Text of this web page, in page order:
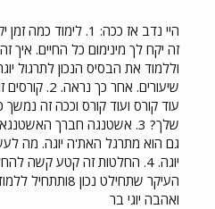
היי נדב אז ככה: 1.
זה יקח לך מינימום כל החיים. איך
וללמוד את הבסיס הנכון לתרגול
שיעורים. אחר
עוד קורס ועוד קורס וככה זה נמשך
שלך? 3. אשטנגה חברך
גם הוא מתרגל האת'ה יוגה. מה
יוגה. 4. החלטות זה קטע קשה
העיקר שתחילט
ואהבה יוגי בר